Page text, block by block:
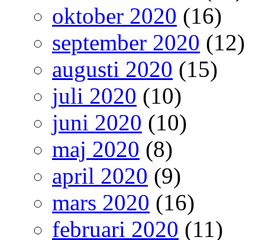
oktober 2020 (16)
september 2020 (12)
augusti 2020 (15)
juli 2020 (10)
juni 2020 (10)
maj 2020 (8)
april 2020 (9)
mars 2020 (16)
februari 2020 (11)